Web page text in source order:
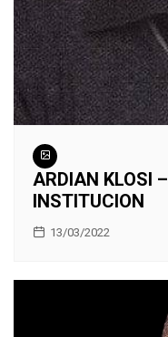
ARDIAN KLOSI
INSTITUCION
13/03/2022